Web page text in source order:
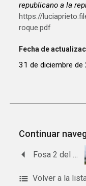
republicano a la
https://
roque.pdf
Fecha de
31 de diciembre de
Continuar
Volver a la